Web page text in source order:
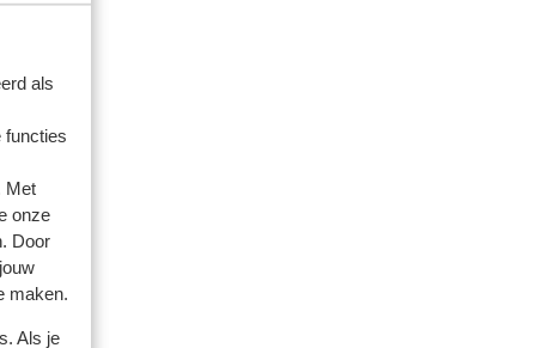
als
functies
Met
onze
Door
maken.
Als je